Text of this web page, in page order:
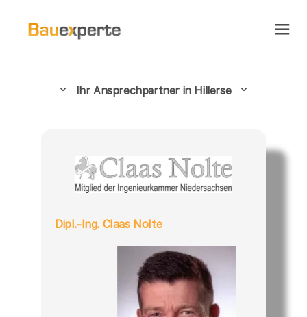
Ihr Ansprechpartner in Hillerse
Dipl.-Ing. Claas Nolte